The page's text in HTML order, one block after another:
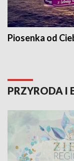
Piosenka od
PRZYRODA I